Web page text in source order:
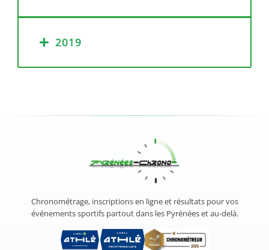
2019
Chronométrage, inscriptions en ligne et résultats pour vos
événements sportifs partout dans les Pyrénées et au-delà.